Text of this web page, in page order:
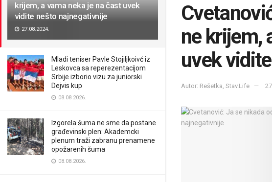
krijem, a vama neka je na čast uvek
vidite nešto najnegativnije
27.08.2024.
Mladi teniser Pavle Stojiljkoivć iz
Leskovca sa reperezentacijom
Srbije izborio vizu za juniorski
Dejvis kup
08.08.2026.
Izgorela šuma ne sme da postane
građevinski plen: Akademcki
plenum traži zabranu prenamene
opožarenih šuma
08.08.2026.
ne krijem,
uvek
Autor: Rešetka, Stav.Life